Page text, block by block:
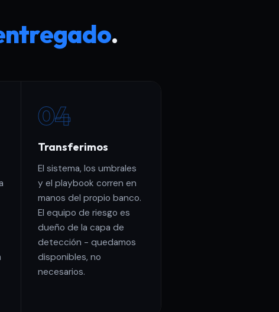
.
04
Transferimos
El sistema, los umbrales
y el playbook corren en
manos del propio banco.
El equipo de riesgo es
dueño de la capa de
detección - quedamos
disponibles, no
necesarios.